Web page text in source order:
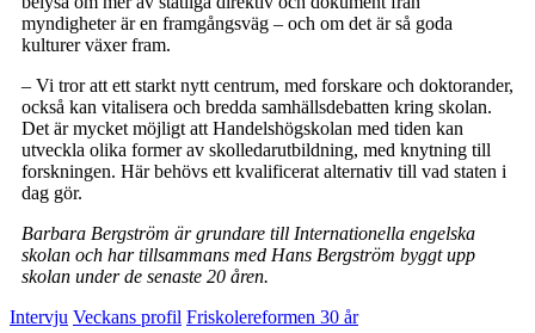
myndigheter är en framgångsväg – och om det är så goda
kulturer växer fram.
– Vi tror att ett starkt nytt centrum, med forskare och doktorander,
också kan vitalisera och bredda samhällsdebatten kring skolan.
Det är mycket möjligt att Handelshögskolan med tiden kan
utveckla olika former av skolledarutbildning, med knytning till
forskningen. Här behövs ett kvalificerat alternativ till vad staten i
dag gör.
Barbara Bergström är grundare till Internationella engelska
skolan och har tillsammans med Hans Bergström byggt upp
skolan under de senaste 20 åren.
Intervju Veckans profil Friskolereformen 30 år